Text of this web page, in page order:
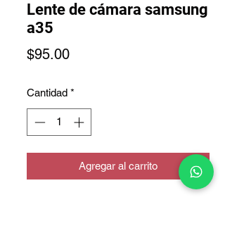
Lente de cámara samsung
a35
$95.00Precio
Cantidad *
Agregar al carrito